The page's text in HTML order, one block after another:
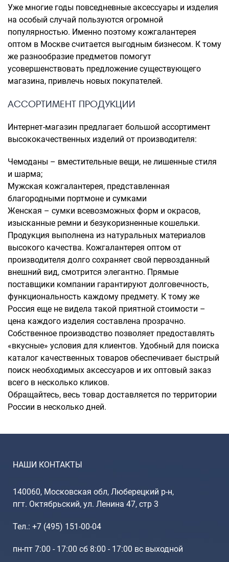
Уже многие годы повседневные аксессуары и изделия
на особый случай пользуются огромной
популярностью. Именно поэтому кожгалантерея
оптом в Москве считается выгодным бизнесом. К тому
же разнообразие предметов помогут
усовершенствовать предложение существующего
магазина, привлечь новых покупателей.
АССОРТИМЕНТ ПРОДУКЦИИ
Интернет-магазин предлагает большой ассортимент
высококачественных изделий от производителя:
Чемоданы – вместительные вещи, не лишенные стиля
и шарма;
Мужская кожгалантерея, представленная
благородными портмоне и сумками
Женская – сумки всевозможных форм и окрасов,
изысканные ремни и безукоризненные кошельки.
Продукция выполнена из натуральных материалов
высокого качества. Кожгалантерея оптом от
производителя долго сохраняет свой первозданный
внешний вид, смотрится элегантно. Прямые
поставщики компании гарантируют долговечность,
функциональность каждому предмету. К тому же
Россия еще не видела такой приятной стоимости –
цена каждого изделия составлена прозрачно.
Собственное производство позволяет предоставлять
«вкусные» условия для клиентов. Удобный для поиска
каталог качественных товаров обеспечивает быстрый
поиск необходимых аксессуаров и их оптовый заказ
всего в несколько кликов.
Обращайтесь, весь товар доставляется по территории
России в несколько дней.
НАШИ КОНТАКТЫ
140060, Московская обл, Люберецкий р-н,
пгт. Октябрьский, ул. Ленина 47, стр 3
Тел.: +7 (495) 151-00-04
пн-пт 7:00 - 17:00 сб 8:00 - 17:00 вс выходной